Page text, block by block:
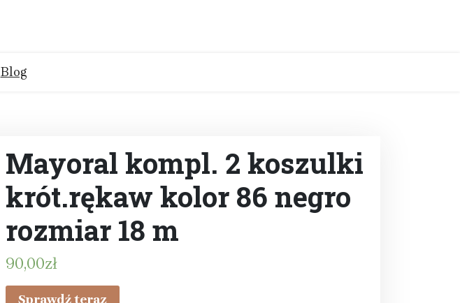
Blog
Mayoral kompl. 2 koszulki
krót.rękaw kolor 86 negro
rozmiar 18 m
90,00zł
Sprawdź teraz